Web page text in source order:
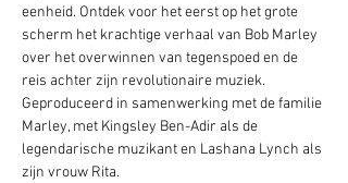
eenheid. Ontdek voor het eerst op het grote
scherm het krachtige verhaal van Bob Marley
over het overwinnen van tegenspoed en de
reis achter zijn revolutionaire muziek.
Geproduceerd in samenwerking met de familie
Marley, met Kingsley Ben-Adir als de
legendarische muzikant en Lashana Lynch als
zijn vrouw Rita.